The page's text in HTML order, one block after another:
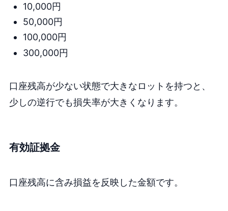
10,000円
50,000円
100,000円
300,000円
口座残高が少ない状態で大きなロットを持つと、
少しの逆行でも損失率が大きくなります。
有効証拠金
口座残高に含み損益を反映した金額です。